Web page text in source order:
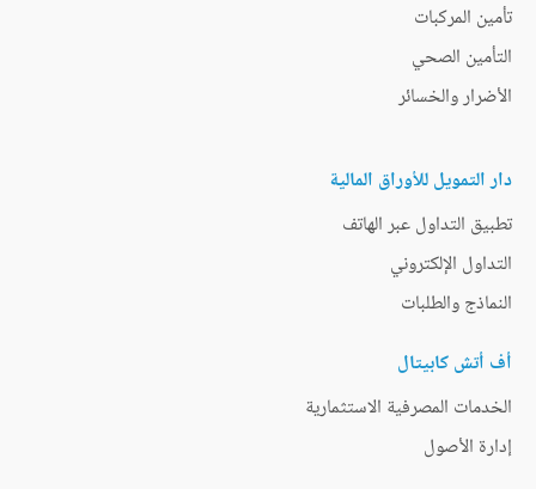
تأمين المركبات
التأمين الصحي
الأضرار والخسائر
دار التمويل للأوراق المالية
تطبيق التداول عبر الهاتف
التداول الإلكتروني
النماذج والطلبات
أف أتش كابيتال
الخدمات المصرفية الاستثمارية
إدارة الأصول